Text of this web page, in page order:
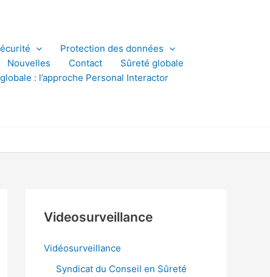
Protection des données
Nouvelles Contact
Sûreté globale
: l’approche Personal Interactor
Videosurveillance
Vidéosurveillance
Syndicat du Conseil en Sûreté